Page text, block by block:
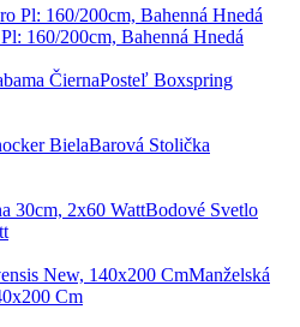
160/200cm, Bahenná Hnedá
Posteľ Boxspring
Barová Stolička
Bodové Svetlo
Manželská
Cm